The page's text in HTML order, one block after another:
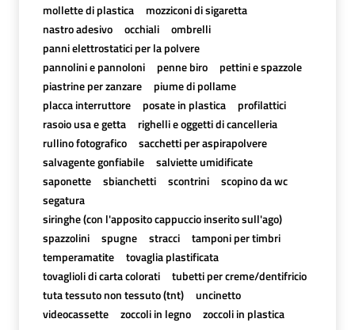
mollette di plastica
mozziconi di sigaretta
nastro adesivo
occhiali
ombrelli
panni elettrostatici per la polvere
pannolini e pannoloni
penne biro
pettini e spazzole
piastrine per zanzare
piume di pollame
placca interruttore
posate in plastica
profilattici
rasoio usa e getta
righelli e oggetti di cancelleria
rullino fotografico
sacchetti per aspirapolvere
salvagente gonfiabile
salviette umidificate
saponette
sbianchetti scontrini
scopino da wc
segatura
siringhe (con l'apposito cappuccio inserito sull'ago)
spazzolini
spugne stracci
tamponi per timbri
temperamatite
tovaglia plastificata
tovaglioli di carta colorati
tubetti per creme/dentifricio
tuta tessuto non tessuto (tnt)
uncinetto
videocassette
zoccoli in legno zoccoli in plastica